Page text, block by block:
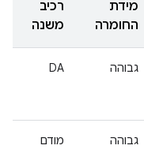
מידת
החומרה
רכיב
משנה
גבוהה DA
גבוהה מודם